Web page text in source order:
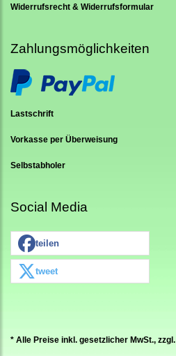
Widerrufsrecht & Widerrufsformular
Zahlungsmöglichkeiten
Lastschrift
Vorkasse per Überweisung
Selbstabholer
Social Media
teilen
tweet
* Alle Preise inkl. gesetzlicher MwSt., zzgl.